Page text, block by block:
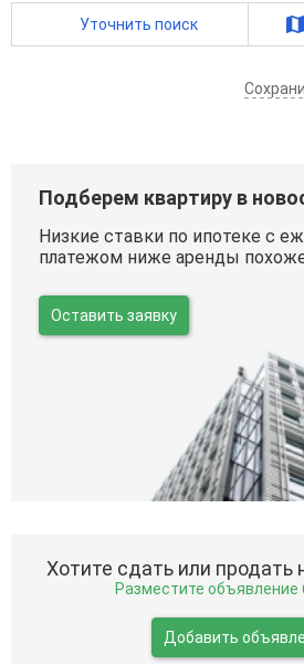
Уточнить поиск
Подберем квартиру в
Низкие ставки по ипотеке с
платежом ниже аренды
Оставить заявку
Хотите сдать или
Разместите объявление
Добавить